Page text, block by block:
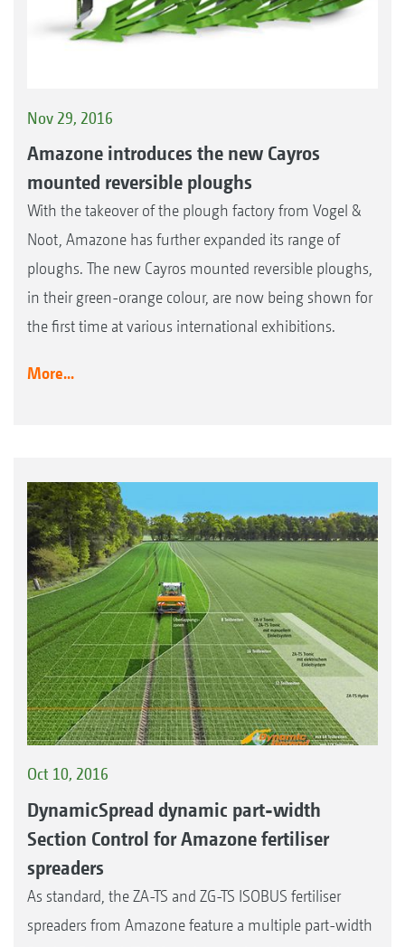
Nov 29, 2016
Amazone introduces the new Cayros
mounted reversible ploughs
With the takeover of the plough factory from Vogel &
Noot, Amazone has further expanded its range of
ploughs. The new Cayros mounted reversible ploughs,
in their green-orange colour, are now being shown for
the first time at various international exhibitions.
More...
Oct 10, 2016
DynamicSpread dynamic part-width
Section Control for Amazone fertiliser
spreaders
As standard, the ZA-TS and ZG-TS ISOBUS fertiliser
spreaders from Amazone feature a multiple part-width